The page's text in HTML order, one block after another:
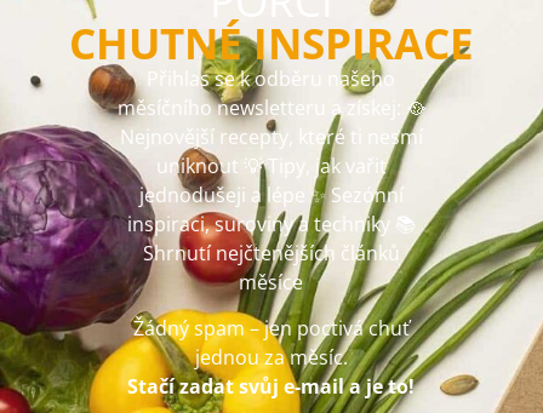
CHUTNÉ INSPIRACE
Přihlas se k odběru našeho
měsíčního newsletteru a získej: 🥘
Nejnovější recepty, které ti nesmí
uniknout 💡 Tipy, jak vařit
jednodušeji a lépe ✨ Sezónní
inspiraci, suroviny a techniky 📚
Shrnutí nejčtenějších článků
měsíce
Žádný spam – jen poctivá chuť
jednou za měsíc.
Stačí zadat svůj e-mail a je to!